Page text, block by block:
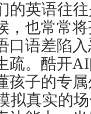
的英语往
，也常常
口语差陷
疏。酷开
孩子的专
拟真实的